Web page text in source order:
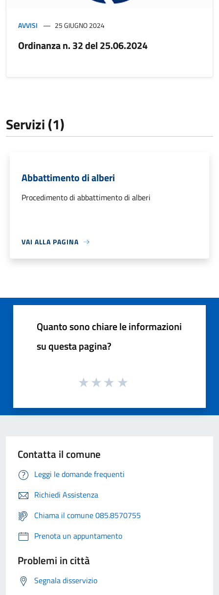
AVVISI 25 GIUGNO 2024
Ordinanza n. 32 del 25.06.2024
Servizi (1)
Abbattimento di alberi
Procedimento di abbattimento di alberi
VAI ALLA PAGINA
Quanto sono chiare le informazioni
su questa pagina?
Contatta il comune
Leggi le domande frequenti
Richiedi Assistenza
Chiama il comune 085.8570755
Prenota un appuntamento
Problemi in città
Segnala disservizio